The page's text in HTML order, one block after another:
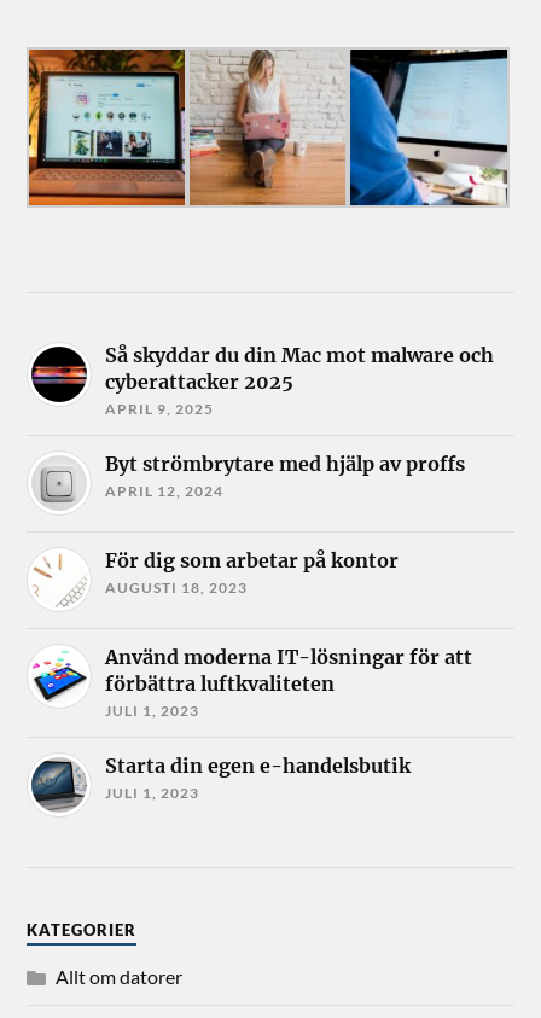
Så skyddar du din Mac mot malware och
cyberattacker 2025
APRIL 9, 2025
Byt strömbrytare med hjälp av proffs
APRIL 12, 2024
För dig som arbetar på kontor
AUGUSTI 18, 2023
Använd moderna IT-lösningar för att
förbättra luftkvaliteten
JULI 1, 2023
Starta din egen e-handelsbutik
JULI 1, 2023
KATEGORIER
Allt om datorer